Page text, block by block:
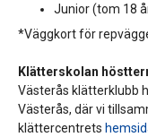
Junior (tom 18
*Väggkort för
Klätterskolan
Västerås klätterklubb
Västerås, där vi
klättercentrets